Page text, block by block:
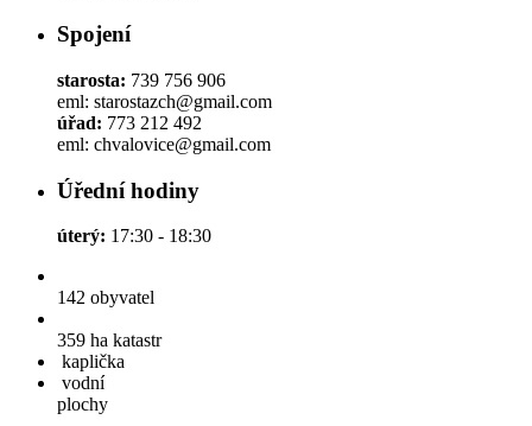
Spojení
starosta: 739 756 906
eml: starostazch@gmail.com
úřad: 773 212 492
eml: chvalovice@gmail.com
Úřední hodiny
úterý: 17:30 - 18:30
142 obyvatel
359 ha katastr
kaplička
vodní
plochy